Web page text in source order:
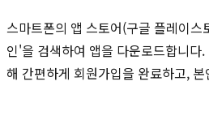
스마트폰의 앱 스토어(구글 플레이스
인'을 검색하여 앱을 다운로드합니다
해 간편하게 회원가입을 완료하고,